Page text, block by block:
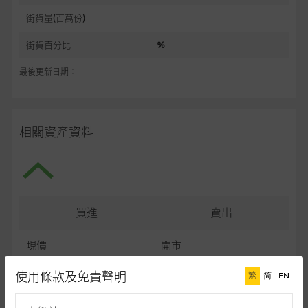
街貨量(百萬份)
街貨百分比 %
最後更新日期：
相關資產資料
-
買進 賣出
現價 開市
最高
使用條款及免責聲明 繁 简 EN